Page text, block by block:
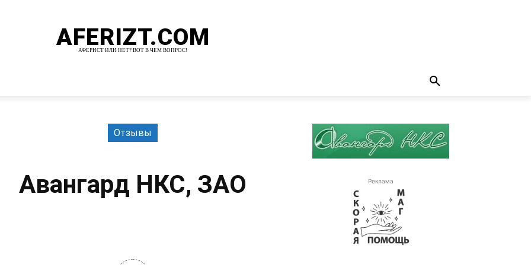
AFERIZT.COM
АФЕРИСТ ИЛИ НЕТ? ВОТ В ЧЕМ ВОПРОС!
Отзывы
Авангард НКС, ЗАО Реклама